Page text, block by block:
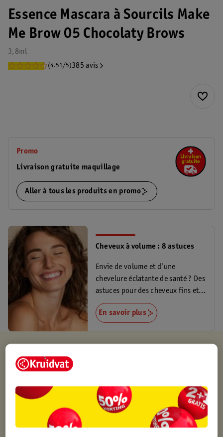
Essence Mascara à Sourcils Make
Me Brow 05 Chocolaty Brows
3,8ml
(4.51/5)385 avis
Promo
Livraison gratuite maquillage
Aller à tous les produits en promo
Cheveux à volume : 8 astuces
Envie de volume et d’une
chevelure éclatante de santé ? Des
astuces pour des cheveux fins et
volumineux !
En savoir plus
Retirez votre commande gratuitement dans un magasin,
toujours un magasin à proximité
Commandé avant 22h en semaine, livré le lendemain
Livraison à domicile gratuite à partir de 50 euros ou
livraison gratuite sur divers produits promotionnels